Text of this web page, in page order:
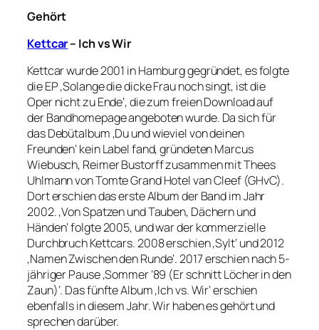
Gehört
Kettcar– Ich vs Wir
Kettcar wurde 2001 in Hamburg gegründet, es folgte
die EP ‚Solange die dicke Frau noch singt, ist die
Oper nicht zu Ende‘, die zum freien Download auf
der Bandhomepage angeboten wurde. Da sich für
das Debütalbum ‚Du und wieviel von deinen
Freunden‘ kein Label fand, gründeten Marcus
Wiebusch, Reimer Bustorff zusammen mit Thees
Uhlmann von Tomte Grand Hotel van Cleef (GHvC).
Dort erschien das erste Album der Band im Jahr
2002. ‚Von Spatzen und Tauben, Dächern und
Händen‘ folgte 2005, und war der kommerzielle
Durchbruch Kettcars. 2008 erschien ‚Sylt‘ und 2012
‚Namen Zwischen den Runde‘. 2017 erschien nach 5-
jähriger Pause ‚Sommer ’89 (Er schnitt Löcher in den
Zaun)‘. Das fünfte Album ‚Ich vs. Wir‘ erschien
ebenfalls in diesem Jahr. Wir haben es gehört und
sprechen darüber.